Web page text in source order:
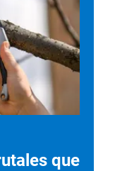
que